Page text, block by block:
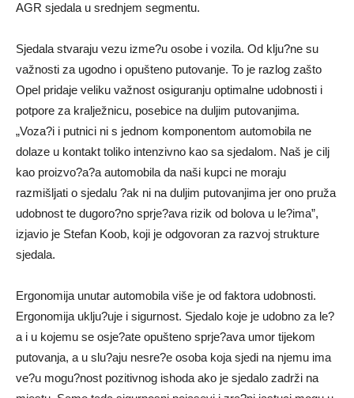
AGR sjedala u srednjem segmentu.
Sjedala stvaraju vezu izme?u osobe i vozila. Od klju?ne su
važnosti za ugodno i opušteno putovanje. To je razlog zašto
Opel pridaje veliku važnost osiguranju optimalne udobnosti i
potpore za kralježnicu, posebice na duljim putovanjima.
„Voza?i i putnici ni s jednom komponentom automobila ne
dolaze u kontakt toliko intenzivno kao sa sjedalom. Naš je cilj
kao proizvo?a?a automobila da naši kupci ne moraju
razmišljati o sjedalu ?ak ni na duljim putovanjima jer ono pruža
udobnost te dugoro?no sprje?ava rizik od bolova u le?ima”,
izjavio je Stefan Koob, koji je odgovoran za razvoj strukture
sjedala.
Ergonomija unutar automobila više je od faktora udobnosti.
Ergonomija uklju?uje i sigurnost. Sjedalo koje je udobno za le?
a i u kojemu se osje?ate opušteno sprje?ava umor tijekom
putovanja, a u slu?aju nesre?e osoba koja sjedi na njemu ima
ve?u mogu?nost pozitivnog ishoda ako je sjedalo zadrži na